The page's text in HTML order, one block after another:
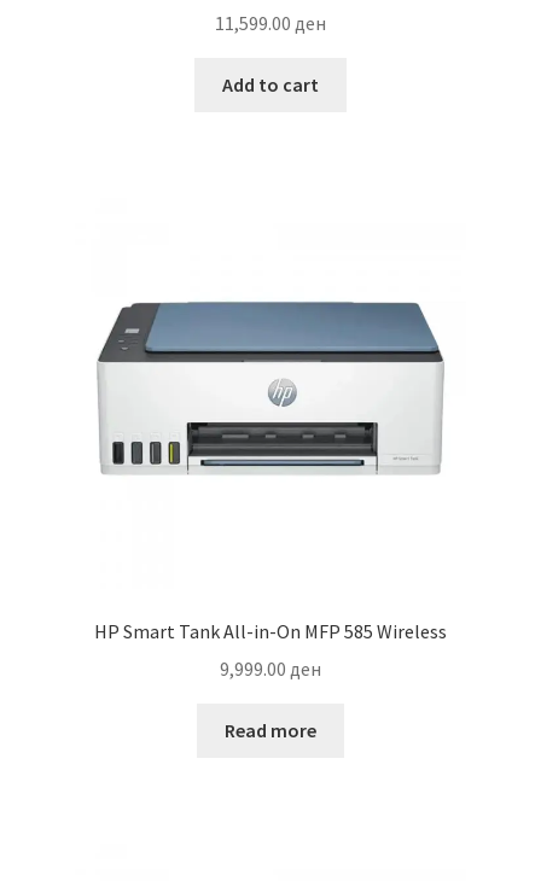
11,599.00 ден
Add to cart
HP Smart Tank All-in-On MFP 585 Wireless
9,999.00 ден
Read more